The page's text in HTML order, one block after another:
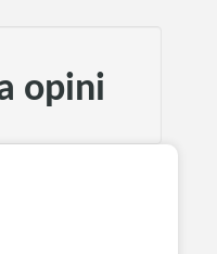
opini